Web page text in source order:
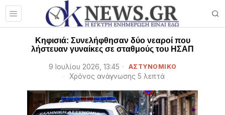
Κηφισιά: Συνελήφθησαν δύο νεαροί που
λήστευαν γυναίκες σε σταθμούς του ΗΣΑΠ
9 Ιουλίου 2026, 13:45 ΑΣΤΥΝΟΜΙΚΟ
Χρόνος ανάγνωσης 5 λεπτά